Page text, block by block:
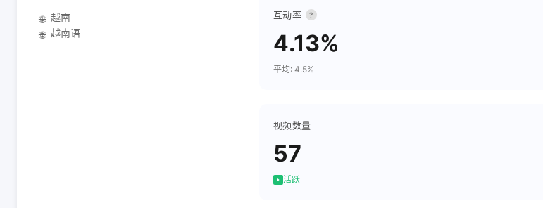
🌐 越南
🌐 越南语
互动率 ?
4.13%
平均: 4.5%
视频数量
57
活跃